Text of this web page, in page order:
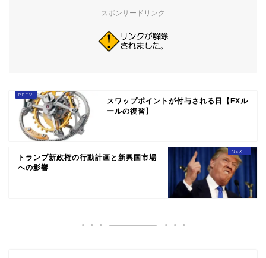
スポンサードリンク
スワップポイントが付与される日【FXル
ールの復習】
トランプ新政権の行動計画と新興国市場
への影響